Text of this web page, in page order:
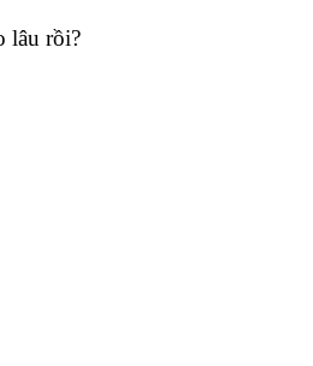
lâu rồi?